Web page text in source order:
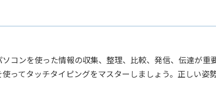
コンを使った情報の収集、整理、比較、発信、伝達が重
ってタッチタイピングをマスターしましょう。正しい姿